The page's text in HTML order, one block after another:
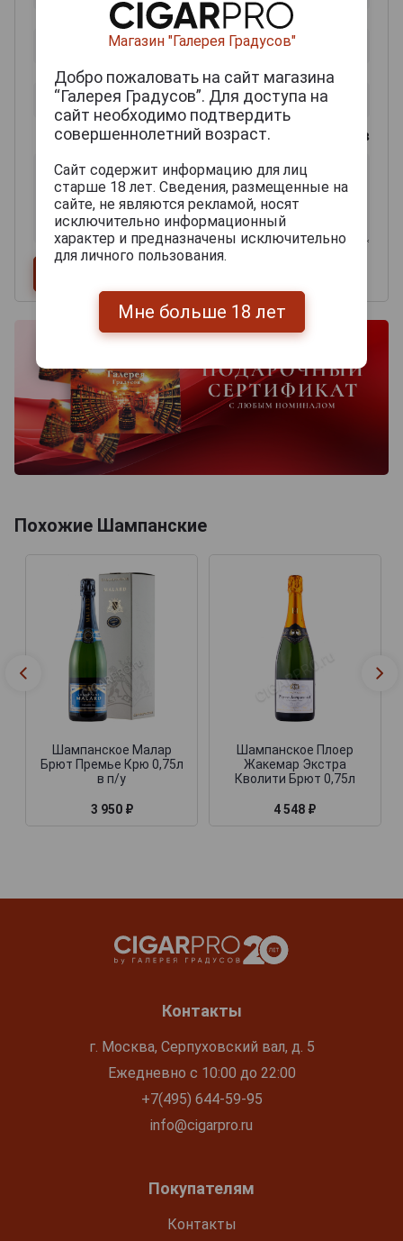
0из 2000 знаков
Похожие Шампанские
Шампанское Малар
Брют Премье Крю 0,75л
в п/у
3 950 ₽
Шампанское Плоер
Жакемар Экстра
Кволити Брют 0,75л
4 548 ₽
Контакты
г. Москва, Серпуховский вал, д. 5
Ежедневно с 10:00 до 22:00
+7(495) 644-59-95
info@cigarpro.ru
Покупателям
Контакты
Магазин "Галерея Градусов"
Добро пожаловать на сайт магазина
“Галерея Градусов”. Для доступа на
сайт необходимо подтвердить
совершеннолетний возраст.
Сайт содержит информацию для лиц
старше 18 лет. Сведения, размещенные на
сайте, не являются рекламой, носят
исключительно информационный
характер и предназначены исключительно
для личного пользования.
Мне больше 18 лет